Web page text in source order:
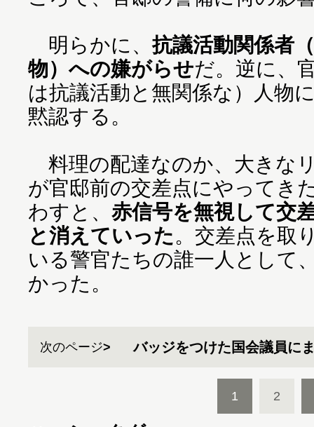
明らかに、抗議活動関係者
物）への嫌がらせだ。逆に、
は抗議活動と無関係な）人物
黙認する。
料理の配達なのか、大きな
が官邸前の交差点にやってき
わすと、 赤信号を無視して交
と消えていった。交差点を取
いる警官たちの誰一人として
かった。
次のページ バッジをつけた国会議員に
1 2